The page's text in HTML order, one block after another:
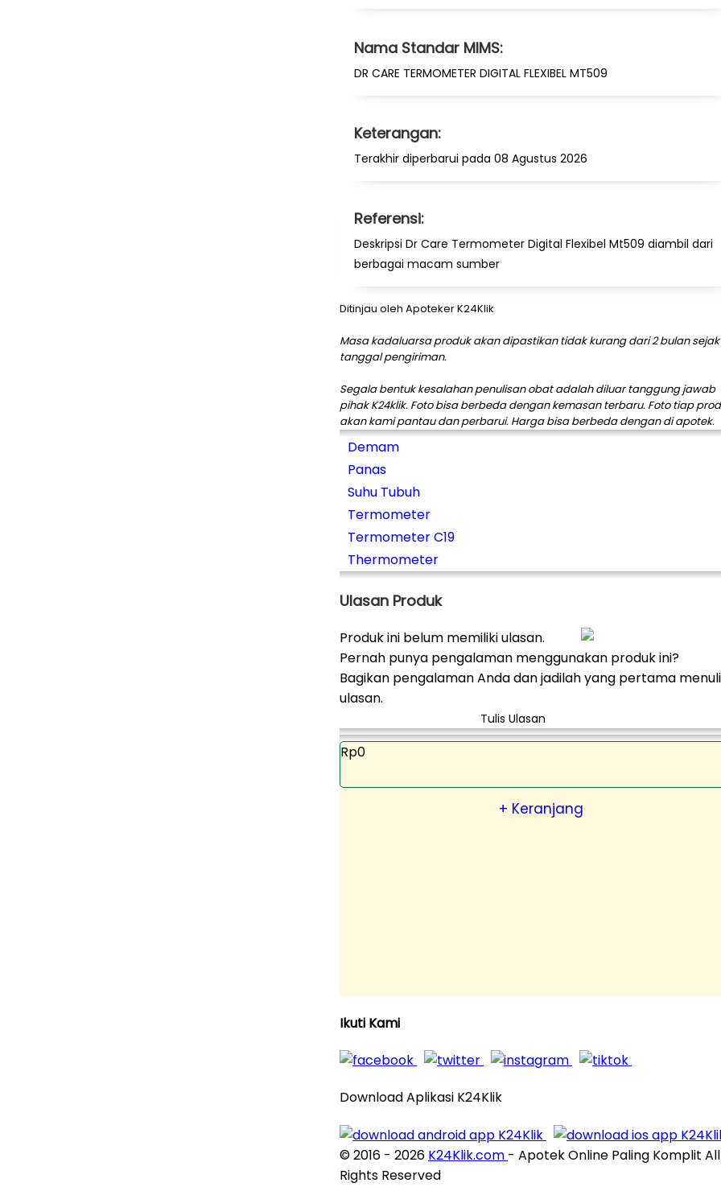
Nama Standar MIMS:
DR CARE TERMOMETER DIGITAL FLEXIBEL MT509
Keterangan:
Terakhir diperbarui pada 08 Agustus 2026
Referensi:
Deskripsi Dr Care Termometer Digital Flexibel Mt509 diambil dari
berbagai macam sumber
Ditinjau oleh Apoteker K24Klik
Masa kadaluarsa produk akan dipastikan tidak kurang dari 2 bulan sejak
tanggal pengiriman.
Segala bentuk kesalahan penulisan obat adalah diluar tanggung jawab
pihak K24klik. Foto bisa berbeda dengan kemasan terbaru. Foto tiap
akan kami pantau dan perbarui. Harga bisa berbeda dengan di apotek.
Demam
Panas
Suhu Tubuh
Termometer
Termometer C19
Thermometer
Ulasan Produk
Produk ini belum memiliki ulasan.
Pernah punya pengalaman menggunakan produk ini?
Bagikan pengalaman Anda dan jadilah yang pertama
ulasan.
Tulis Ulasan
Rp0
+ Keranjang
Ikuti Kami
Download Aplikasi K24Klik
© 2016 - 2026 K24Klik.com - Apotek Online Paling Komplit All
Rights Reserved